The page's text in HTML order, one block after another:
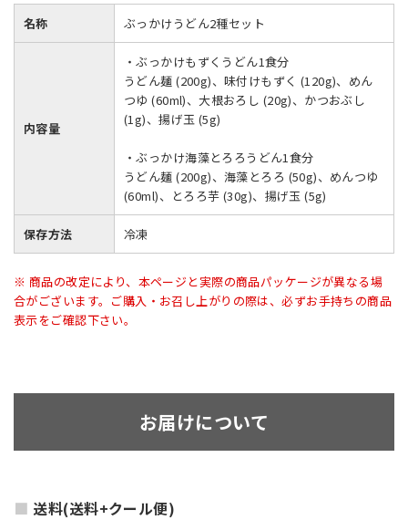
名称 ぶっかけうどん2種セット
内容量
・ぶっかけもずくうどん1食分
うどん麺 (200g)、味付けもずく (120g)、めん
つゆ (60ml)、大根おろし (20g)、かつおぶし
(1g)、揚げ玉 (5g)
・ぶっかけ海藻とろろうどん1食分
うどん麺 (200g)、海藻とろろ (50g)、めんつゆ
(60ml)、とろろ芋 (30g)、揚げ玉 (5g)
保存方法 冷凍
※ 商品の改定により、本ページと実際の商品パッケージが異なる場
合がございます。ご購入・お召し上がりの際は、必ずお手持ちの商品
表示をご確認下さい。
お届けについて
送料(送料+クール便)